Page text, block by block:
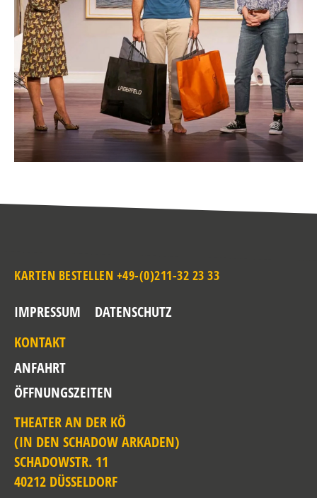
KARTEN BESTELLEN +49-(0)211-32 23 33
IMPRESSUM
DATENSCHUTZ
KONTAKT
ANFAHRT
ÖFFNUNGSZEITEN
THEATER AN DER KÖ
(IN DEN SCHADOW ARKADEN)
SCHADOWSTR. 11
40212 DÜSSELDORF